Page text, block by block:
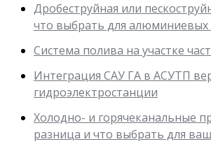
Дробеструйная или
что выбрать для алюминиевых
Система полива на участке
Интеграция САУ ГА в АСУТП
гидроэлектростанции
Холодно- и горячеканальные
разница и что выбрать для